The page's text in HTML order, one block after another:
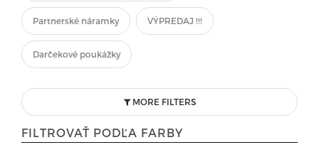
Partnerské náramky VÝPREDAJ !!!
Darčekové poukážky
MORE FILTERS
FILTROVAŤ PODĽA FARBY